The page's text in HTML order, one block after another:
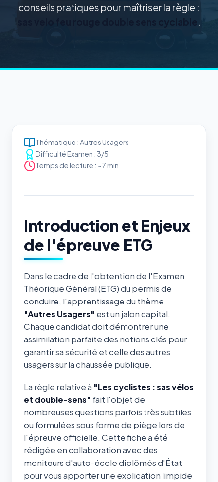
conseils pratiques pour maîtriser la règle :
.
Thématique : Autres Usagers
Difficulté Examen : 3/5
Temps de lecture : ~7 min
Introduction et Enjeux
de l'épreuve ETG
Dans le cadre de l'obtention de l'Examen
Théorique Général (ETG) du permis de
conduire, l'apprentissage du thème
"Autres Usagers" est un jalon capital.
Chaque candidat doit démontrer une
assimilation parfaite des notions clés pour
garantir sa sécurité et celle des autres
usagers sur la chaussée publique.
La règle relative à "Les cyclistes : sas vélos
et double-sens" fait l'objet de
nombreuses questions parfois très subtiles
ou formulées sous forme de piège lors de
l'épreuve officielle. Cette fiche a été
rédigée en collaboration avec des
moniteurs d'auto-école diplômés d'État
pour vous apporter une explication limpide